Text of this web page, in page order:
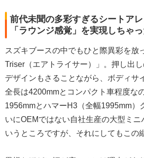
前代未聞の多彩すぎるシートア
「ラウンジ感覚」を実現しちゃ
スズキブースの中でもひと際異彩を放
Triser（エアトライサー）」。押し出
デザインもさることながら、ボディサ
全長は4200mmとコンパクト車程度な
1956mmとハマーH3（全幅1995mm）
いにOEMではない自社生産の大型ミ
いうところですが、それにしてもこの